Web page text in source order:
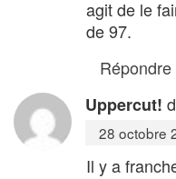
agit de le
de 97.
Répondre
Uppercut!
28 octobre
Il y a